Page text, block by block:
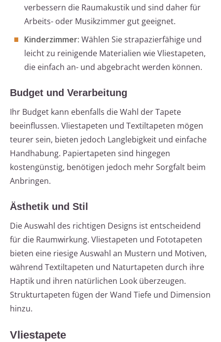
verbessern die Raumakustik und sind daher für
Arbeits- oder Musikzimmer gut geeignet.
Kinderzimmer: Wählen Sie strapazierfähige und
leicht zu reinigende Materialien wie Vliestapeten,
die einfach an- und abgebracht werden können.
Budget und Verarbeitung
Ihr Budget kann ebenfalls die Wahl der Tapete
beeinflussen. Vliestapeten und Textiltapeten mögen
teurer sein, bieten jedoch Langlebigkeit und einfache
Handhabung. Papiertapeten sind hingegen
kostengünstig, benötigen jedoch mehr Sorgfalt beim
Anbringen.
Ästhetik und Stil
Die Auswahl des richtigen Designs ist entscheidend
für die Raumwirkung. Vliestapeten und Fototapeten
bieten eine riesige Auswahl an Mustern und Motiven,
während Textiltapeten und Naturtapeten durch ihre
Haptik und ihren natürlichen Look überzeugen.
Strukturtapeten fügen der Wand Tiefe und Dimension
hinzu.
Vliestapete